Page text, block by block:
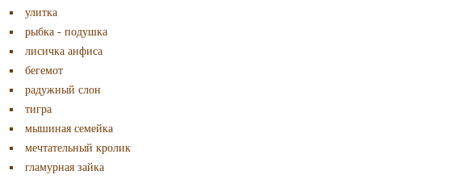
улитка
рыбка - подушка
лисичка анфиса
бегемот
радужный слон
тигра
мышиная семейка
мечтательный кролик
гламурная зайка